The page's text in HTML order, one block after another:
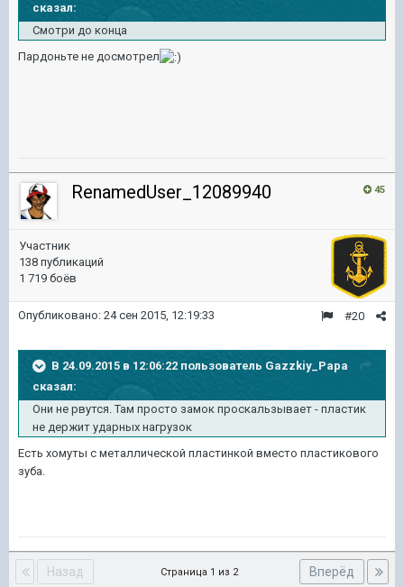
сказал:
Смотри до конца
Пардоньте не досмотрел
45
RenamedUser_12089940
Участник
138 публикаций
1 719 боёв
#20
Опубликовано: 24 сен 2015, 12:19:33
В 24.09.2015 в 12:06:22 пользователь Gazzkiy_Papa
сказал:
Они не рвутся. Там просто замок проскальзывает - пластик
не держит ударных нагрузок
Есть хомуты с металлической пластинкой вместо пластикового
зуба.
Назад Вперёд
Страница 1 из 2